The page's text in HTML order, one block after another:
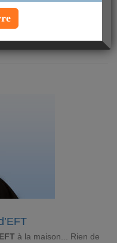
EFT à la maison... Rien de